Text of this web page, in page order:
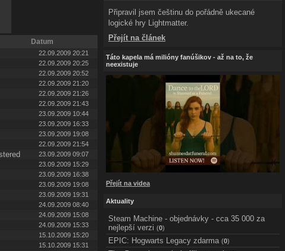
Datum
22.09.2009 20:21
22.09.2009 20:25
22.09.2009 20:52
22.09.2009 21:20
22.09.2009 21:26
22.09.2009 21:43
23.09.2009 10:44
23.09.2009 16:33
23.09.2009 19:08
22.09.2009 21:54
23.09.2009 09:07
23.09.2009 15:29
23.09.2009 16:38
23.09.2009 19:08
23.09.2009 19:31
24.09.2009 08:40
24.09.2009 15:08
24.09.2009 15:33
15.10.2009 15:20
15.10.2009 15:31
Připravil jsem češtinu do pořádně ukecané
logické hry Lightmatter.
Přejít na článek
Táto kapela má milióny fanúšikov - až na to, že
neexistuje
Přejít na videa
Aktuality
Steam Machine - objednávky - cca 35 000 za
nejlepší verzi (0)
EPIC: Hogwarts Legacy zdarma (0)